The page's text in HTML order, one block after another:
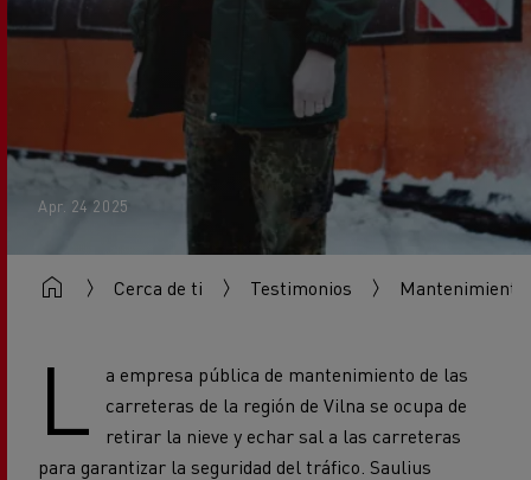
Apr. 24 2025
Cerca de ti Testimonios
L
a empresa pública de mantenimiento de las
carreteras de la región de Vilna se ocupa de
retirar la nieve y echar sal a las carreteras
para garantizar la seguridad del tráfico. Saulius